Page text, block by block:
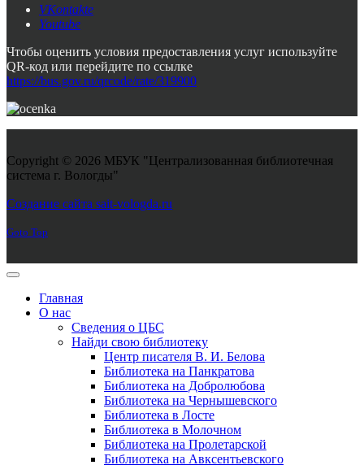
VKontakte
Youtube
Чтобы оценить условия предоставления услуг используйте
QR-код или перейдите по ссылке
https://bus.gov.ru/qrcode/rate/319900
Copyright © 2026 МБУК "Централизованная библиотечная
система г. Вологды"
Создание сайта sait-vologda.ru
Goto Top
Главная
О нас
Сведения о ЦБС
Найди свою библиотеку
Центр писателя В. И. Белова
Библиотека на Панкратова
Библиотека на Добролюбова
Библиотека на Чернышевского
Библиотека в Лосте
Библиотека в Молочном
Библиотека на Пролетарской
Библиотека на Авксентьевского